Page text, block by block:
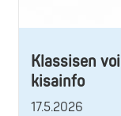
Klassisen
kisainfo
17.5.2026